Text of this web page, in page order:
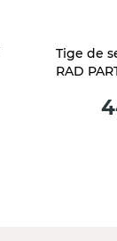
Tige de
RAD